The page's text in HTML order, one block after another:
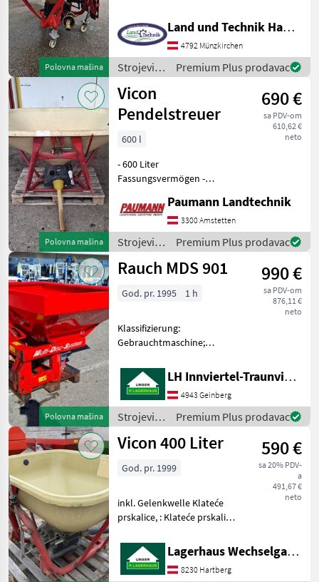
Polovna mašina
Hydraulische
Randstreueinrichtung
(Schrägstellung) -
Laufrollen - Gelenkwelle -
Edelstahl-St
Land und Technik HandelsgesmbH
4792 Münzkirchen
Strojevi
za
đubrenje,
gnojenje i
navodnjavanje
/ Vicon
Premium Plus prodavac
Polovna mašina
Vicon
Pendelstreuer
690 €
sa PDV-om
610,62 €
neto
600 l
- 600 Liter
Fassungsvermögen -
Schieberöffnung -
Gelenkwelle -
einsatzbereiter Zustand Bei
Interesse und für weitere
Fragen wenden Sie sich
bitte a
Paumann Landtechnik
3300 Amstetten
Strojevi
za
đubrenje,
navodnjavanje
Premium Plus prodavac
Polovna mašina
Rauch MDS 901 990 €
sa PDV-om
876,11 €
neto
God. pr. 1995 1 h
Klassifizierung:
Gebrauchtmaschine;
Maschinenmerkmale: -700l -
Hydraulische
Schiebbetätigung -
Gelenkwelle -Rührwerk -
Behälter
Reperaturbedürftig Klateće
LH Innviertel-Traunviertel-Urfahr eGen, Geinberg
4943 Geinberg
Strojevi
za
đubrenje,
navodnjavanje
Premium Plus prodavac
Vicon 400 Liter 590 €
sa 20% PDV-
a
491,67 €
neto
God. pr. 1999
inkl. Gelenkwelle Klateće
prskalice, : Klateće prskalice
gnojenje i navodnjavanje
Rasipači mineralnog
đubriva
Lagerhaus Wechselgau reg. Gen.m.b.H.
8230 Hartberg